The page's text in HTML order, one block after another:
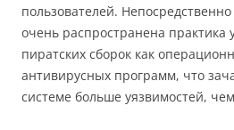
пользователей.
очень распространена практика
пиратских сборок как
антивирусных программ, что
системе больше уязвимостей,